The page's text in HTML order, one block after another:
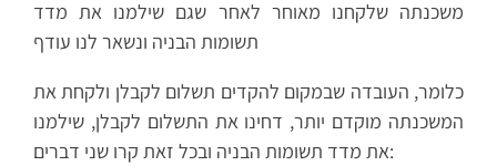
משכנתה שלקחנו מאוחר לאחר שגם שילמנו את מדד
תשומות הבניה ונשאר לנו עודף
כלומר, העובדה שבמקום להקדים תשלום לקבלן ולקחת את
המשכנתה מוקדם יותר, דחינו את התשלום לקבלן, שילמנו
את מדד תשומות הבניה ובכל זאת קרו שני דברים: